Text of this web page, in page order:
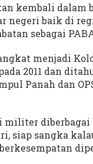
kembali dalam
baik di
sebagai
menjadi
2011 dan
Panah dan
militer
siap sangka
berkesempatan